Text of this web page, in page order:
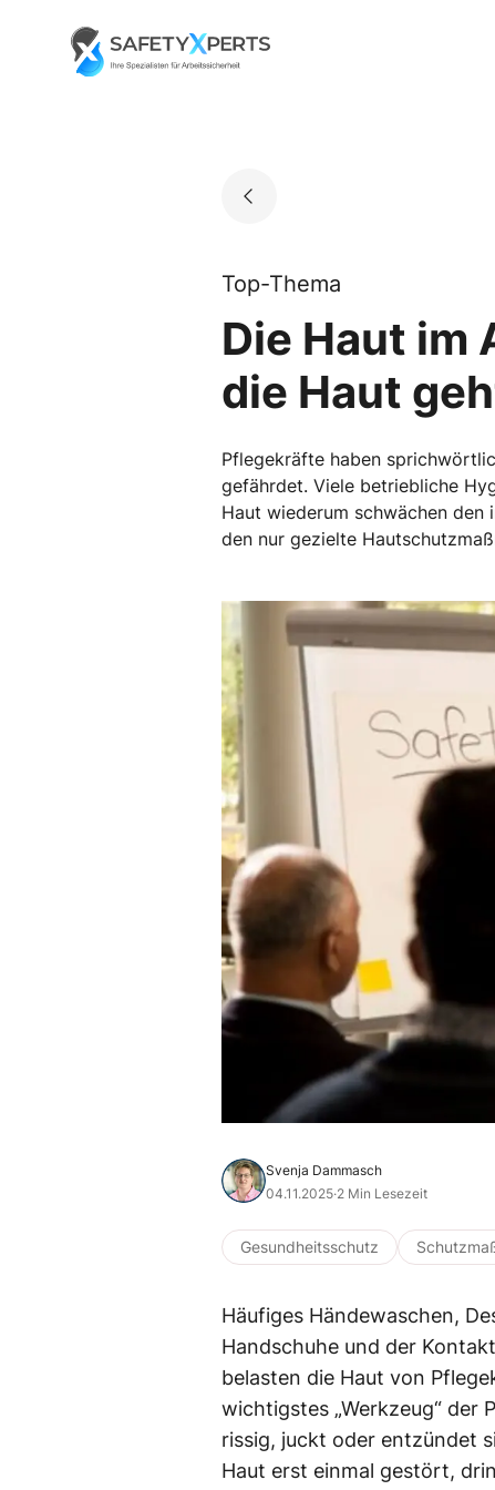
Go to landing page.
Top-Thema
Die Haut im
die Haut
Pflegekräfte haben
gefährdet. Viele betriebliche
Haut wiederum schwächen
den nur gezielte
Svenja Dammasch
04.11.2025·2 Min Lesezeit
Gesundheitsschutz
Häufiges Händewaschen,
Handschuhe und der
belasten die Haut von
wichtigstes „Werkzeug“ der
rissig, juckt oder entzündet
Haut erst einmal gestört,